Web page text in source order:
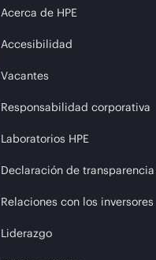
Acerca de HPE
Accesibilidad
Vacantes
Responsabilidad corporativa
Laboratorios HPE
Declaración de
Relaciones con los inversores
Liderazgo